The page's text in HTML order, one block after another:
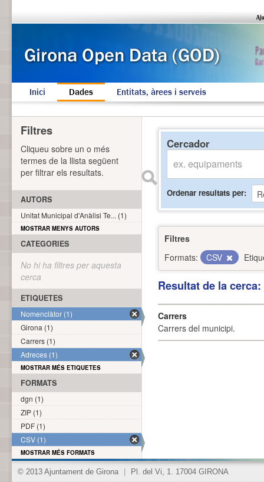
Inici Dades Entitats, àrees i serveis
Cercador
Ordenar resultats per
Filtres
Formats:
CSV
Resultat de la
Carrers
Carrers del municipi.
Filtres
Cliqueu sobre un o més
termes de la llista següent
per filtrar els resultats.
AUTORS
Unitat Municipal d'Anàlisi Te... (1)
MOSTRAR MENYS AUTORS
CATEGORIES
No hi ha filtres per aquesta
cerca
ETIQUETES
Nomenclàtor (1)
Girona (1)
Carrers (1)
Adreces (1)
MOSTRAR MÉS ETIQUETES
FORMATS
dgn (1)
ZIP (1)
PDF (1)
CSV (1)
MOSTRAR MÉS FORMATS
© 2013 Ajuntament de Girona Pl. del Vi, 1. 17004 GIRONA